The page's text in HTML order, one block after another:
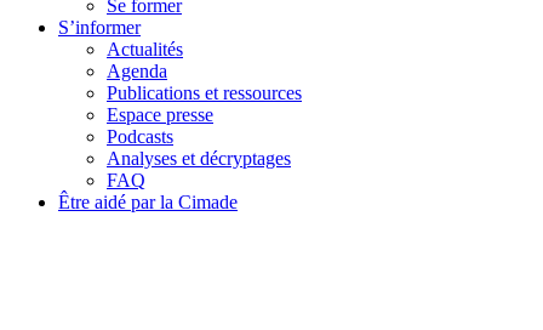
Se former
S’informer
Actualités
Agenda
Publications et ressources
Espace presse
Podcasts
Analyses et décryptages
FAQ
Être aidé par la Cimade